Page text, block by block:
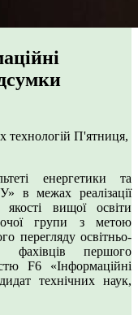
технологій П'ятниця,
енергетики та
в межах реалізації
якості вищої освіти
групи з метою
перегляду освітньо-
фахівців першого
F6 «Інформаційні
технічних наук,